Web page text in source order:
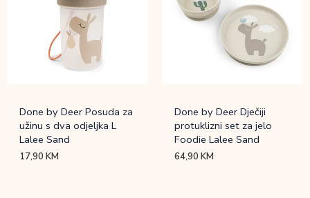
Done by Deer Posuda za
užinu s dva odjeljka L
Lalee Sand
17,90KM
Done by Deer Dječiji
protuklizni set za jelo
Foodie Lalee Sand
64,90KM